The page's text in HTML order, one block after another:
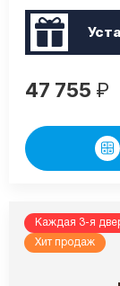
47 755 ₽
Каждая 3-я
Хит продаж